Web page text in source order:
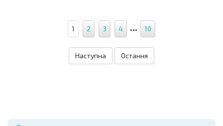
1 2 3 4 ... 10
Наступна Остання